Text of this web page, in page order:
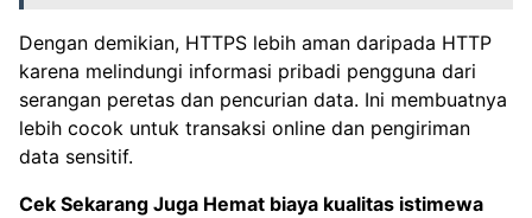
Dengan demikian, HTTPS lebih aman daripada HTTP
karena melindungi informasi pribadi pengguna dari
serangan peretas dan pencurian data. Ini membuatnya
lebih cocok untuk transaksi online dan pengiriman
data sensitif.
Cek Sekarang Juga Hemat biaya kualitas istimewa